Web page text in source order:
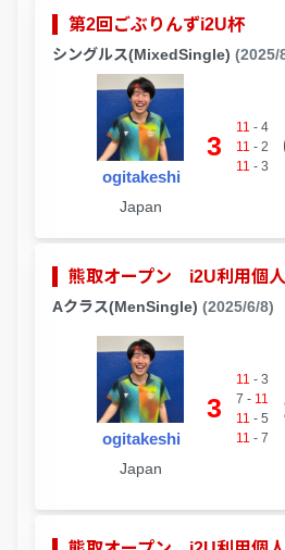
第2回ごぶりんずi2U杯
シングルス(MixedSingle) (2025/
ogitakeshi
Japan
3
11 - 4
11 - 2
11 - 3
熊取オープン i2U利用個
Aクラス(MenSingle) (2025/6/8)
ogitakeshi
Japan
3
11 - 3
7 - 11
11 - 5
11 - 7